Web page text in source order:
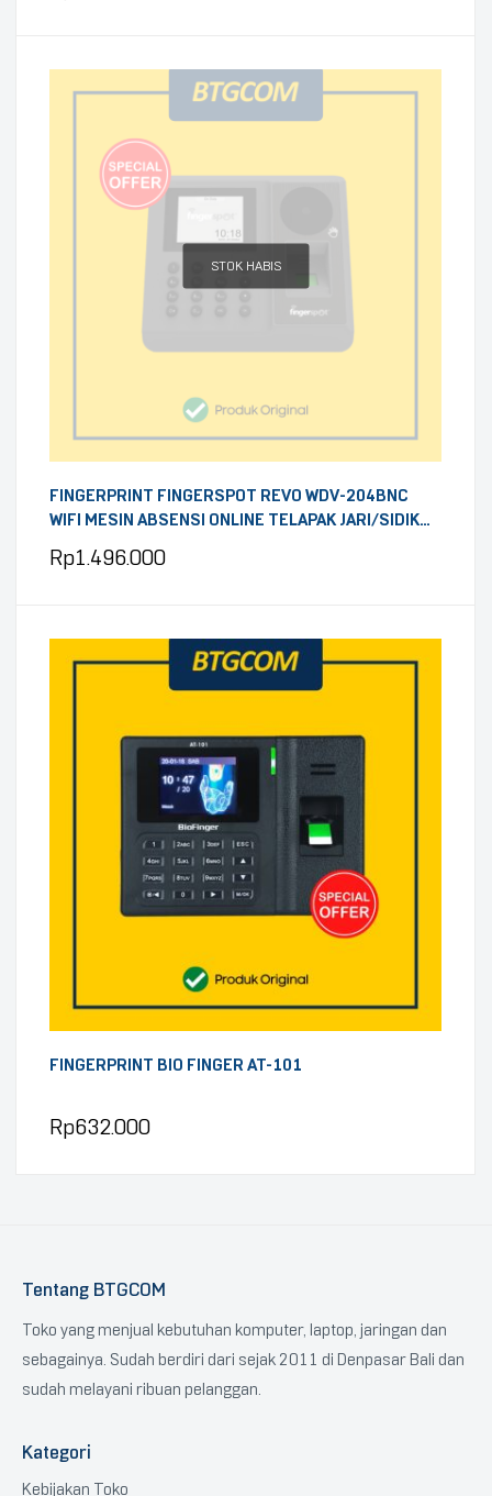
STOK HABIS
FINGERPRINT FINGERSPOT REVO WDV-204BNC
WIFI MESIN ABSENSI ONLINE TELAPAK JARI/SIDIK
INTERNAL
Rp1.496.000
FINGERPRINT BIO FINGER AT-101
Rp632.000
Tentang BTGCOM
Toko yang menjual kebutuhan komputer, laptop, jaringan dan
sebagainya. Sudah berdiri dari sejak 2011 di Denpasar Bali dan
sudah melayani ribuan pelanggan.
Kategori
Kebijakan Toko